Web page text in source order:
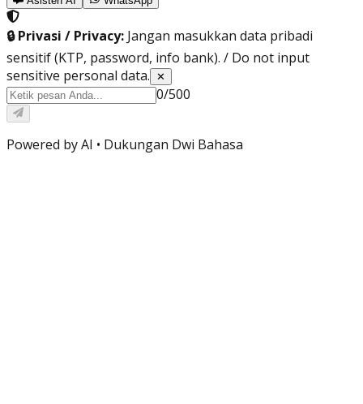
🔒 Privasi / Privacy: Jangan masukkan data pribadi
sensitif (KTP, password, info bank). / Do not input
sensitive personal data.
✕
0/500
Powered by AI • Dukungan Dwi Bahasa